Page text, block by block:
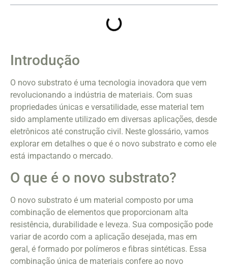
Introdução
O novo substrato é uma tecnologia inovadora que vem
revolucionando a indústria de materiais. Com suas
propriedades únicas e versatilidade, esse material tem
sido amplamente utilizado em diversas aplicações, desde
eletrônicos até construção civil. Neste glossário, vamos
explorar em detalhes o que é o novo substrato e como ele
está impactando o mercado.
O que é o novo substrato?
O novo substrato é um material composto por uma
combinação de elementos que proporcionam alta
resistência, durabilidade e leveza. Sua composição pode
variar de acordo com a aplicação desejada, mas em
geral, é formado por polímeros e fibras sintéticas. Essa
combinação única de materiais confere ao novo